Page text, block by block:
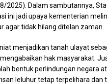
2025). Dalam sambutannya,
ini jadi upaya kementerian
agar tidak hilang ditelan zaman.
menjadikan tanah ulayat
hak masyarakat.
bentuk perlindungan negara
leluhur tetap terpelihara dan